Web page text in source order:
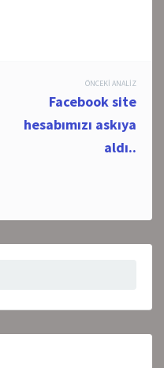
ÖNCEKI ANALIZ
Facebook site
hesabımızı askıya
aldı..